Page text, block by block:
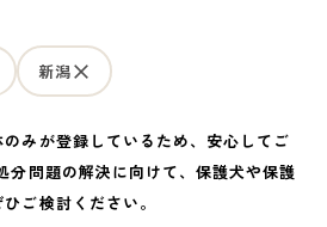
新潟
みが登録しているため、安心してご
分問題の解決に向けて、保護犬や保護
ご検討ください。